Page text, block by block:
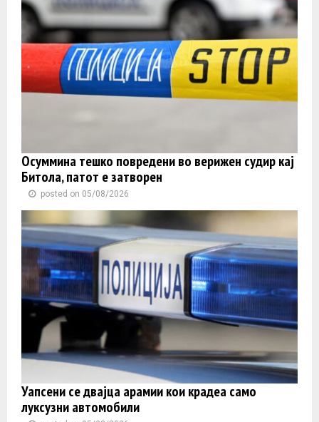
Осуммина тешко повредени во верижен судир кај
Битола, патот е затворен
posted on 05/08/2026
Уапсени се двајца арамии кои крадеа само
луксузни автомобили